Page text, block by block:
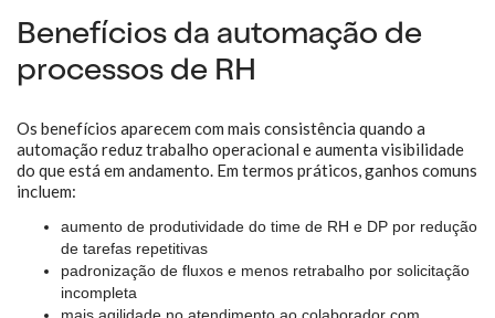
Benefícios da automação de
processos de RH
Os benefícios aparecem com mais consistência quando a
automação reduz trabalho operacional e aumenta visibilidade
do que está em andamento. Em termos práticos, ganhos comuns
incluem:
aumento de produtividade do time de RH e DP por redução
de tarefas repetitivas
padronização de fluxos e menos retrabalho por solicitação
incompleta